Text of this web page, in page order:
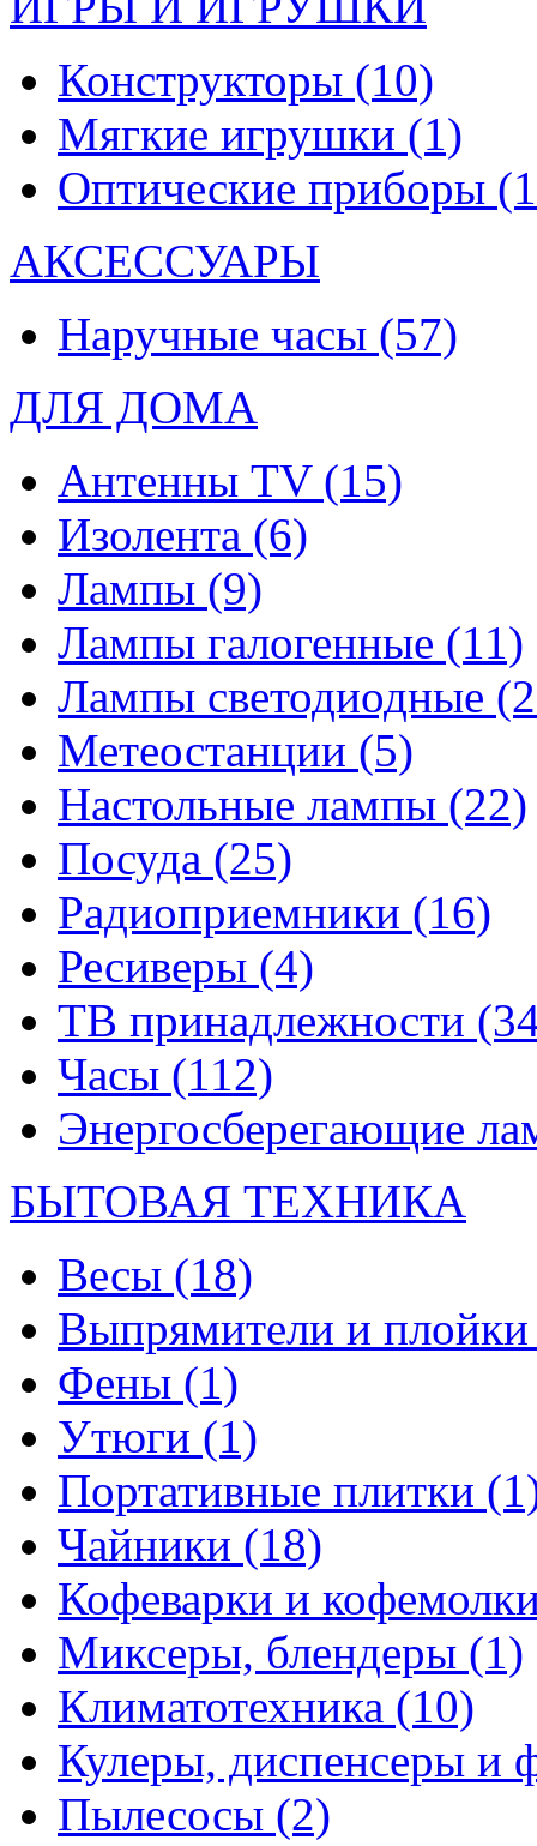
Конструкторы (10)
Мягкие игрушки (1)
Оптические приборы
АКСЕССУАРЫ
Наручные часы (57)
ДЛЯ ДОМА
Антенны TV (15)
Изолента (6)
Лампы (9)
Лампы галогенные (11)
Лампы светодиодные
Метеостанции (5)
Настольные лампы (22)
Посуда (25)
Радиоприемники (16)
Ресиверы (4)
ТВ принадлежности
Часы (112)
Энергосберегающие
БЫТОВАЯ ТЕХНИКА
Весы (18)
Выпрямители и
Фены (1)
Утюги (1)
Портативные плитки
Чайники (18)
Кофеварки и
Миксеры, блендеры (1)
Климатотехника (10)
Кулеры, диспенсеры и
Пылесосы (2)